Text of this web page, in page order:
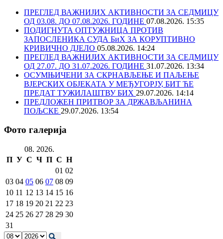
ПРЕГЛЕД ВАЖНИЈИХ АКТИВНОСТИ ЗА СЕДМИЦУ
ОД 03.08. ДО 07.08.2026. ГОДИНЕ 07.08.2026. 15:35
ПОДИГНУТА ОПТУЖНИЦА ПРОТИВ
ЗАПОСЛЕНИКА СУДА БиХ ЗА КОРУПТИВНО
КРИВИЧНО ДЈЕЛО 05.08.2026. 14:24
ПРЕГЛЕД ВАЖНИЈИХ АКТИВНОСТИ ЗА СЕДМИЦУ
ОД 27.07. ДО 31.07.2026. ГОДИНЕ 31.07.2026. 13:34
ОСУМЊИЧЕНИ ЗА СКРНАВЉЕЊЕ И ПАЉЕЊЕ
ВЈЕРСКИХ ОБЈЕКАТА У МЕЂУГОРЈУ, БИТ ЋЕ
ПРЕДАТ ТУЖИЛАШТВУ БИХ 29.07.2026. 14:14
ПРЕДЛОЖЕН ПРИТВОР ЗА ДРЖАВЉАНИНА
ПОЉСКЕ 29.07.2026. 13:54
Фото галерија
08. 2026.
П У С Ч П С Н
01 02
03 04 05 06 07 08 09
10 11 12 13 14 15 16
17 18 19 20 21 22 23
24 25 26 27 28 29 30
31